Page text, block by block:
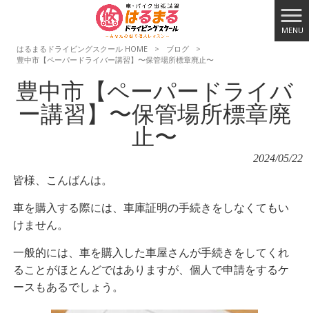
MENU
はるまるドライビングスクール HOME
> ブログ
>
豊中市【ペーパードライバー講習】〜保管場所標章廃止〜
豊中市【ペーパードライバ
ー講習】〜保管場所標章廃
止〜
2024/05/22
皆様、こんばんは。
車を購入する際には、車庫証明の手続きをしなくてもい
けません。
一般的には、車を購入した車屋さんが手続きをしてくれ
ることがほとんどではありますが、個人で申請をするケ
ースもあるでしょう。